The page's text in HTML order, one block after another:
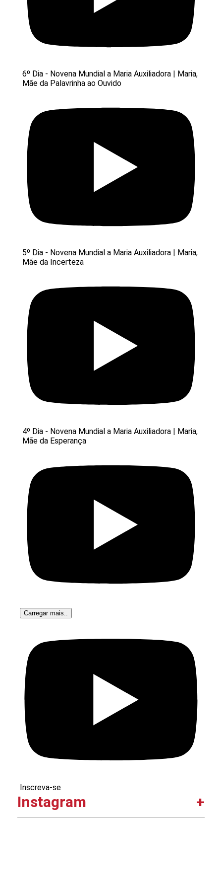
6º Dia - Novena Mundial a Maria Auxiliadora | Maria,
Mãe da Palavrinha ao Ouvido
5º Dia - Novena Mundial a Maria Auxiliadora | Maria,
Mãe da Incerteza
4º Dia - Novena Mundial a Maria Auxiliadora | Maria,
Mãe da Esperança
Carregar mais..
Inscreva-se
Instagram